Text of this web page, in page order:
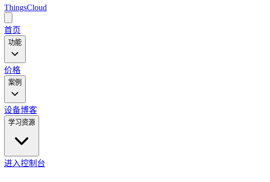
ThingsCloud
main
menu
首页
功能
价格
案例
设备博客
学习资源
进入控制台